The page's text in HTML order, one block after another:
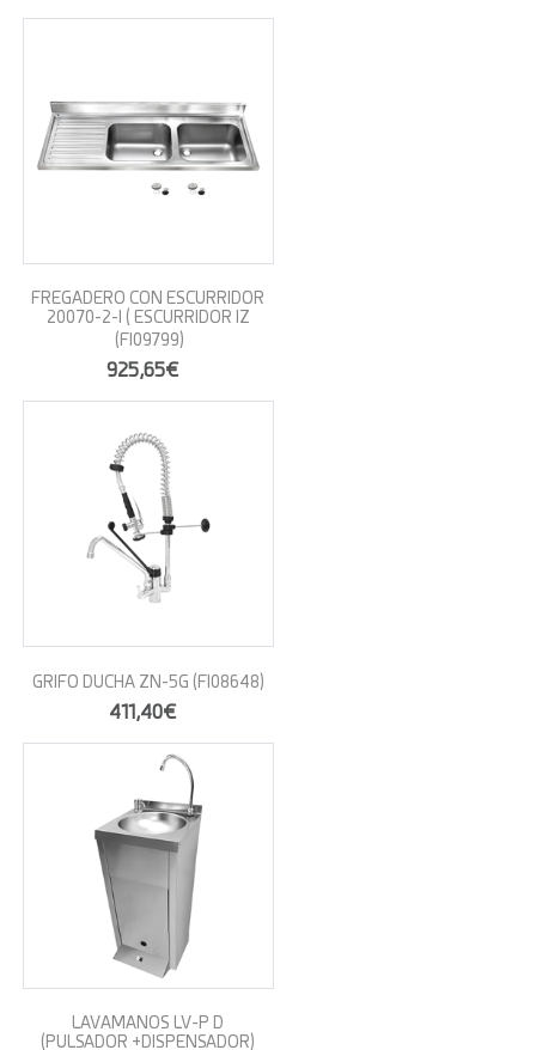
FREGADERO CON ESCURRIDOR
20070-2-I ( ESCURRIDOR IZ
(FI09799)
925,65€
GRIFO DUCHA ZN-5G (FI08648)
411,40€
LAVAMANOS LV-P D
(PULSADOR +DISPENSADOR)